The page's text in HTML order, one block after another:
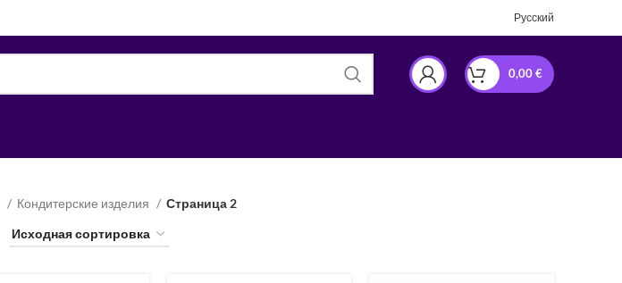
Русский
0,00€
Кондитерские изделия Страница 2